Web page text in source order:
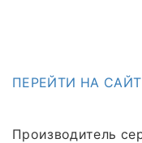
ПЕРЕЙТИ НА
Производитель